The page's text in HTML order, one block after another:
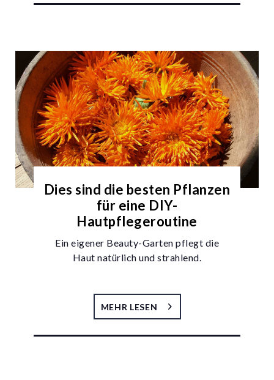
Dies sind die besten Pflanzen
für eine DIY-
Hautpflegeroutine
Ein eigener Beauty-Garten pflegt die
Haut natürlich und strahlend.
MEHR LESEN